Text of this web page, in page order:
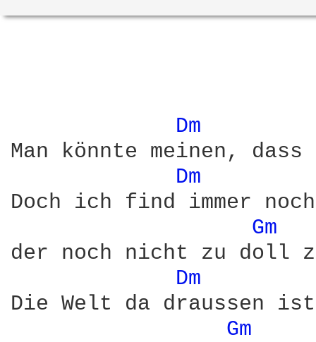
Dm
Man könnte meinen,
Dm
Doch ich find immer
Gm
der noch nicht zu
Dm
Die Welt da draussen
Gm